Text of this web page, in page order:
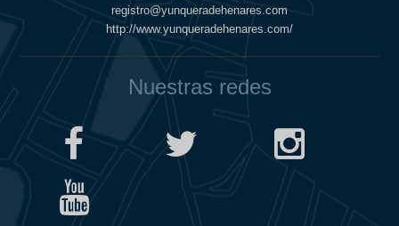
registro@yunqueradehenares.com
http://www.yunqueradehenares.com/
Nuestras redes